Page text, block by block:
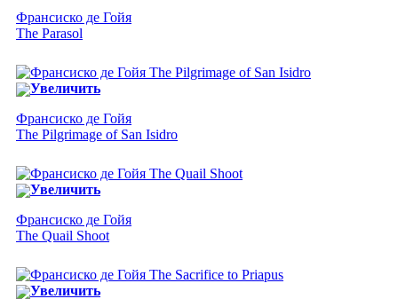
Франсиско де Гойя
The Parasol
Увеличить
Франсиско де Гойя
The Pilgrimage of San Isidro
Увеличить
Франсиско де Гойя
The Quail Shoot
Увеличить